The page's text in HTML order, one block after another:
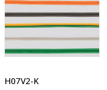
H07V2-K